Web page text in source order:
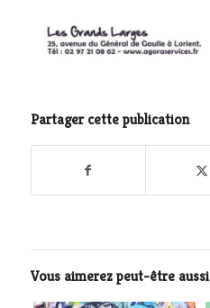
Partager cette publication
Vous aimerez peut-être aussi